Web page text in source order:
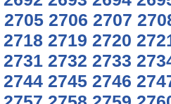
2705 2706 2707
2718 2719 2720
2731 2732 2733
2744 2745 2746